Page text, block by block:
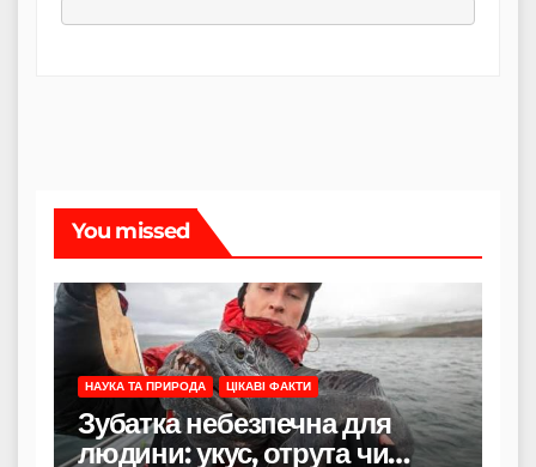
You missed
НАУКА ТА ПРИРОДА ЦІКАВІ ФАКТИ
Зубатка небезпечна для
людини: укус, отрута чи